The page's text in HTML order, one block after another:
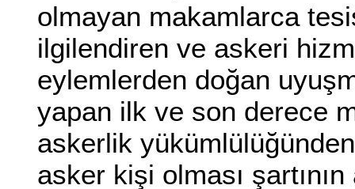
olmayan makamlarca
ilgilendiren ve askeri
eylemlerden doğan
yapan ilk ve son derece
askerlik
asker kişi olması